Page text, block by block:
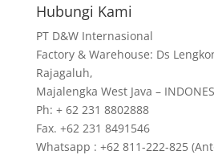
Hubungi Kami
PT D&W Internasional
Factory & Warehouse: Ds
Rajagaluh,
Majalengka West Java –
Ph: + 62 231 8802888
Fax. +62 231 8491546
Whatsapp : +62 811-222-825